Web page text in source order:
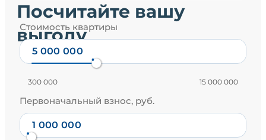
Посчитайте вашу
выгоду
Стоимость квартиры
300 000 15 000 000
Первоначальный взнос, руб.